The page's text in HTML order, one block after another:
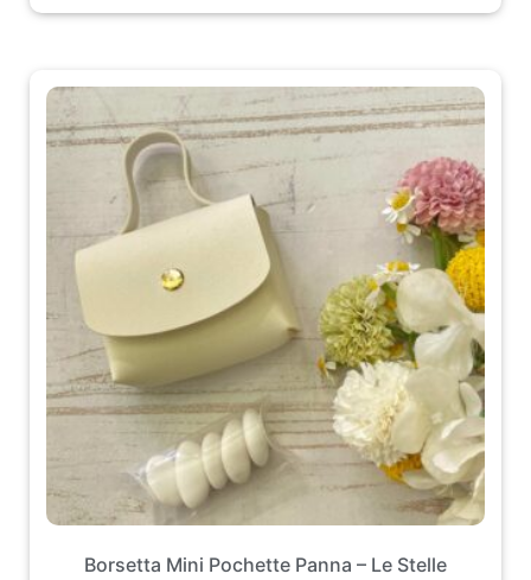
Borsetta Mini Pochette Panna – Le Stelle